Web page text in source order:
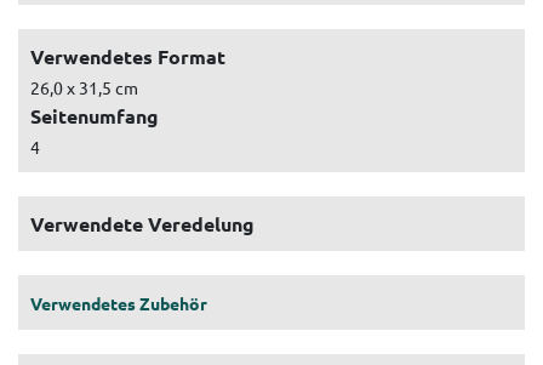
Verwendetes Format
26,0 x 31,5 cm
Seitenumfang
4
Verwendete Veredelung
Verwendetes Zubehör